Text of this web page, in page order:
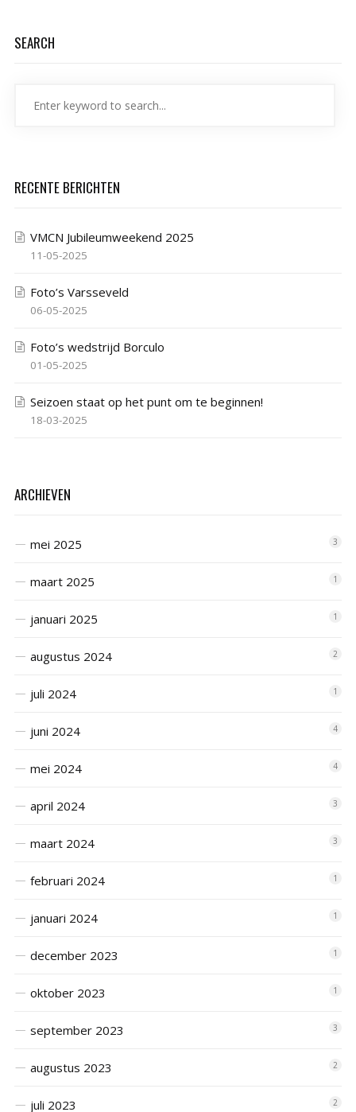
SEARCH
RECENTE BERICHTEN
VMCN Jubileumweekend 2025
11-05-2025
Foto’s Varsseveld
06-05-2025
Foto’s wedstrijd Borculo
01-05-2025
Seizoen staat op het punt om te beginnen!
18-03-2025
ARCHIEVEN
mei 2025 3
maart 2025 1
januari 2025 1
augustus 2024 2
juli 2024 1
juni 2024 4
mei 2024 4
april 2024 3
maart 2024 3
februari 2024 1
januari 2024 1
december 2023 1
oktober 2023 1
september 2023 3
augustus 2023 2
juli 2023 2